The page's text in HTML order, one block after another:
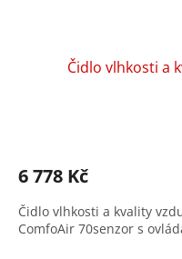
Čidlo vlhkosti a
je
z
5
6 778 Kč
Čidlo vlhkosti a kvality
ComfoAir 70senzor s